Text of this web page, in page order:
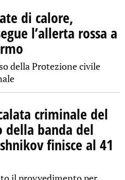
di calore,
l’allerta rossa a
della Protezione civile
criminale del
della banda del
finisce al 41